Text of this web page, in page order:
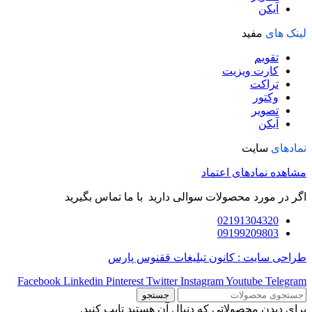
آیکن
لینک های مفید
تقویم
کارت ویزیت
تراکت
وکتور
تصویر
آیکن
نمادهای سایت
مشاهده نمادهای اعتماد
اگر در مورد محصولات سوالی دارید با ما تماس بگیرید
02191304320
09199209803
طراحی سایت : کانون تبلیغات ققنوس پارس
Facebook Linkedin Pinterest Twitter InstagramYoutube Telegram
جستجو
برای دیدن محصولاتی که دنبال آن هستید تایپ کنید.